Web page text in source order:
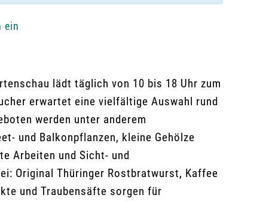
ein
lädt täglich von 10 bis 18 Uhr zum
erwartet eine vielfältige Auswahl rund
werden unter anderem
und Balkonpflanzen, kleine Gehölze
Arbeiten und Sicht- und
Original Thüringer Rostbratwurst, Kaffee
und Traubensäfte sorgen für